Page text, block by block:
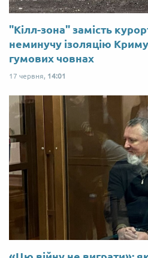
"Кілл-зона" замість
неминучу ізоляцію Криму
гумових човнах
17 червня, 14:01